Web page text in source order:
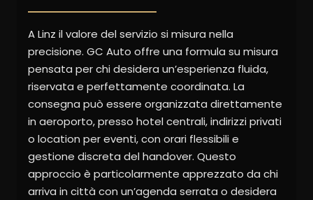
A Linz il valore del servizio si misura nella
precisione. GC Auto offre una formula su misura
pensata per chi desidera un’esperienza fluida,
riservata e perfettamente coordinata. La
consegna può essere organizzata direttamente
in aeroporto, presso hotel centrali, indirizzi privati
o location per eventi, con orari flessibili e
gestione discreta del handover. Questo
approccio è particolarmente apprezzato da chi
arriva in città con un’agenda serrata o desidera